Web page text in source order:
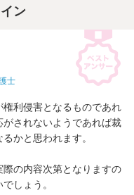
ン
士
利侵害となるものであれ
されないようであれば裁
かと思われます。
の内容次第となりますの
しょう。